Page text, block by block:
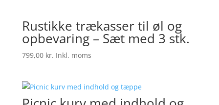
Rustikke trækasser til øl og
opbevaring – Sæt med 3 stk.
799,00 kr. Inkl. moms